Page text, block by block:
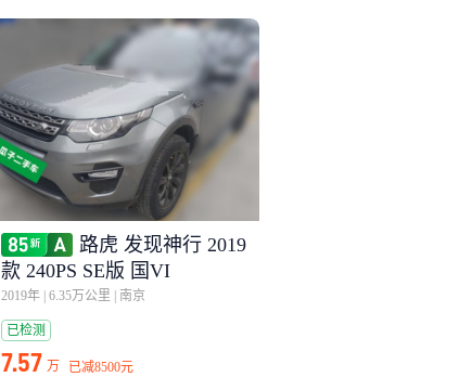
路虎 发现神行 2019
款 240PS SE版 国VI
2019年 6.35万公里 南京
已检测
7.57 万 已减8500元